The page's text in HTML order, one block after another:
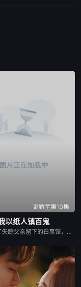
更新至第10集
以纸人镇百鬼
苏木继承了失踪父亲留下的白事馆，本想低调扎纸维生，却因一具流血的新娘纸人卷入了一场跨越十年的惊天阴谋。这纸人身上，竟贴着父亲消失前的绝命符箓。为了寻找父亲，苏木手持家传罗盘，独闯古镇鬼婚宴，掌扇招魂神棍。深陷租界纸域大楼，反杀吸血资本家。最终踏入生人勿近的封门村，揭开百人活尸背后的血泪冤案。随着三块罗盘碎片合一，当年的背叛者，父亲的结拜兄弟王叔现身夺宝。王叔布下万怨噬魂阵，欲将苏木炼成杀戮傀儡。生死关头，苏木觉醒苏家至高血脉，融合父亲残魂，引九霄神雷荡平邪祟。你以为苏家扎的是纸，不，扎的是这世间的公道。从此，苏木手持罗盘，行走阴阳，开启了一段热血又诡异的捉鬼传奇。